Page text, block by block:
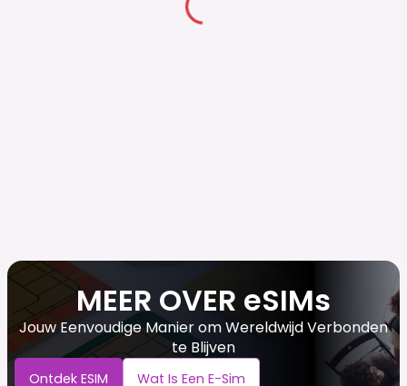
MEER OVER eSIMs
Jouw Eenvoudige Manier om Wereldwijd Verbonden
te Blijven
Ontdek ESIM Wat Is Een E-Sim